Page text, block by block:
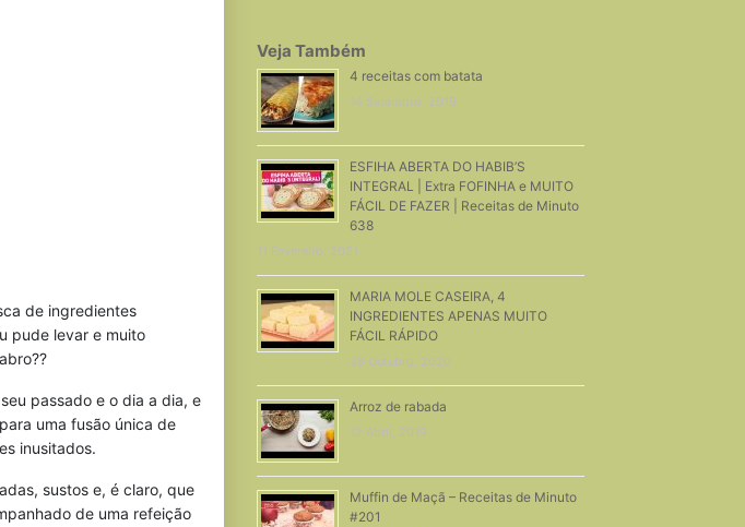
de ingredientes
pude levar e muito
passado e o dia a dia, e
uma fusão única de
inusitados.
sustos e, é claro, que
de uma refeição
Veja Também
4 receitas com batata
14 Setembro, 2019
ESFIHA ABERTA DO HABIB’S
INTEGRAL | Extra FOFINHA e MUITO
FÁCIL DE FAZER | Receitas de Minuto
638
11 Fevereiro, 2021
MARIA MOLE CASEIRA, 4
INGREDIENTES APENAS MUITO
FÁCIL RÁPIDO
28 Outubro, 2020
Arroz de rabada
12 Abril, 2019
Muffin de Maçã – Receitas de Minuto
#201